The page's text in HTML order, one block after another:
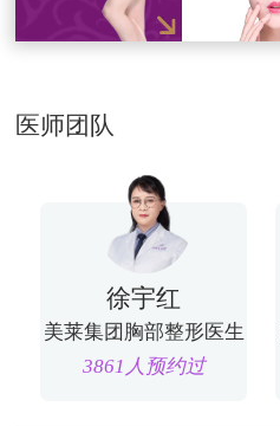
医师团队
徐宇红
美莱集团胸部整形医生
3861人预约过